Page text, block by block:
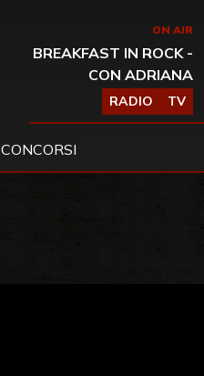
ON AIR
BREAKFAST IN ROCK -
CON ADRIANA
RADIO TV
CONCORSI